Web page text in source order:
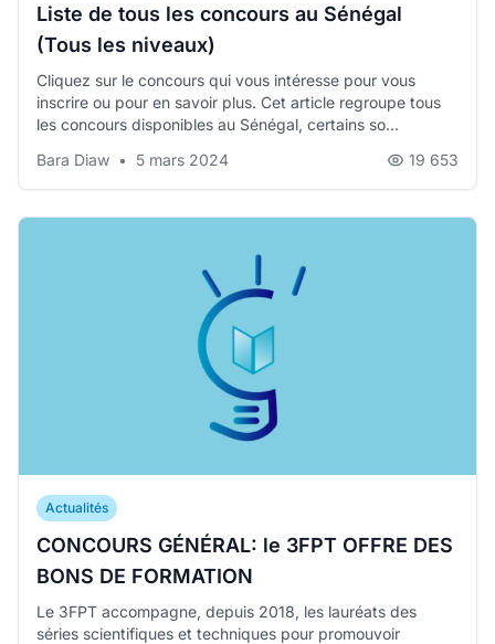
Liste de tous les concours au Sénégal
(Tous les niveaux)
Cliquez sur le concours qui vous intéresse pour vous
inscrire ou pour en savoir plus. Cet article regroupe tous
les concours disponibles au Sénégal, certains so...
Bara Diaw • 5 mars 2024 19 653
Actualités
CONCOURS GÉNÉRAL: le 3FPT OFFRE DES
BONS DE FORMATION
Le 3FPT accompagne, depuis 2018, les lauréats des
séries scientifiques et techniques pour promouvoir